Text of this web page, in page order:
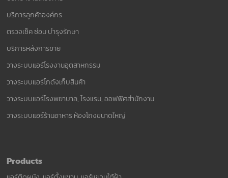
บริการลูกค้าองค์กร
ตรวจเช็ค ซ่อม บำรุงรักษา
บริการหลังการขาย
วางระบบแอร์โรงงานอุตสาหกรรม
วางระบบแอร์โกดังเก็บสินค้า
วางระบบแอร์โรงพยาบาล, โรงแรม, ออฟฟิศสำนักงาน
วางระบบแอร์ร้านอาหาร ห้องโถงขนาดใหญ่
Products